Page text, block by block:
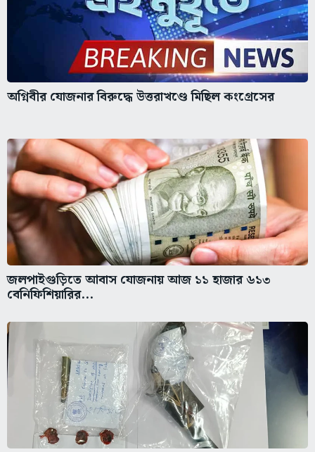
অগ্নিবীর যোজনার বিরুদ্ধে উত্তরাখণ্ডে মিছিল কংগ্রেসের
জলপাইগুড়িতে আবাস যোজনায় আজ ১১ হাজার ৬১৩
বেনিফিশিয়ারির...